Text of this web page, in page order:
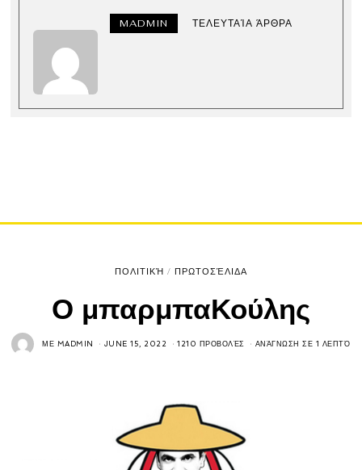
MADMIN ΤΕΛΕΥΤΑΊΑ ΆΡΘΡΑ
ΠΟΛΙΤΙΚΉ / ΠΡΩΤΟΣΈΛΙΔΑ
Ο μπαρμπαΚούλης
ΜΕ MADMIN JUNE 15, 2022 1210 ΠΡΟΒΟΛΈΣ ΑΝΆΓΝΩΣΗ ΣΕ 1 ΛΕΠΤΌ